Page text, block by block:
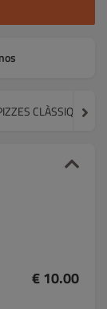
CLÀSSIQUES
€ 10.00